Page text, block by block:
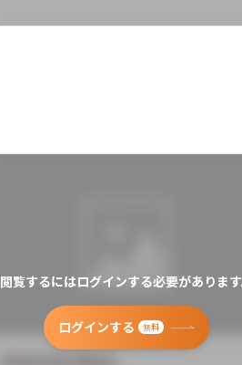
閲覧するにはログインする必要があります
ログインする 無料